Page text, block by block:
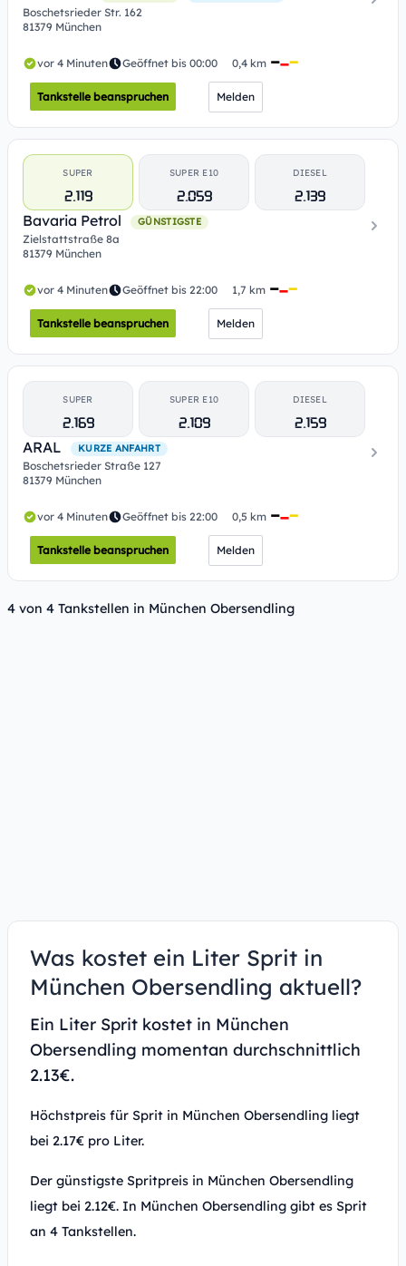
Boschetsrieder Str. 162
81379 München
vor 4 Minuten Geöffnet bis 00:00 0,4 km
Tankstelle beanspruchen Melden
SUPER
2.119
SUPER E10
2.059
DIESEL
2.139
Bavaria Petrol
GÜNSTIGSTE
Zielstattstraße 8a
81379 München
vor 4 Minuten Geöffnet bis 22:00 1,7 km
Tankstelle beanspruchen Melden
SUPER
2.169
SUPER E10
2.109
DIESEL
2.159
ARAL
KURZE ANFAHRT
Boschetsrieder Straße 127
81379 München
vor 4 Minuten Geöffnet bis 22:00 0,5 km
Tankstelle beanspruchen Melden
4 von 4 Tankstellen in München Obersendling
Was kostet ein Liter Sprit in
München Obersendling aktuell?
Ein Liter Sprit kostet in München
Obersendling momentan durchschnittlich
2.13€.
Höchstpreis für Sprit in München Obersendling liegt
bei 2.17€ pro Liter.
Der günstigste Spritpreis in München Obersendling
liegt bei 2.12€. In München Obersendling gibt es Sprit
an 4 Tankstellen.